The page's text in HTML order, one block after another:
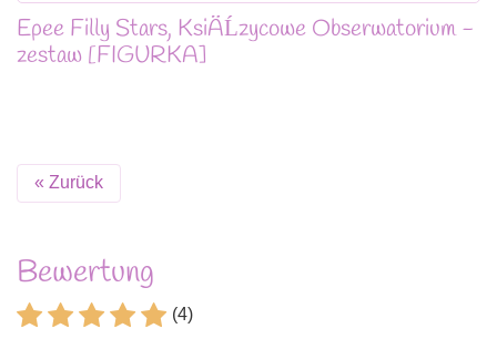
Epee Filly Stars, KsiÄĹzycowe Obserwatorium -
zestaw [FIGURKA]
« Zurück
Bewertung
(4)